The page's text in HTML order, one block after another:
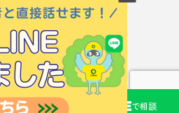
応募フォーム で相談
OUSHU inc.